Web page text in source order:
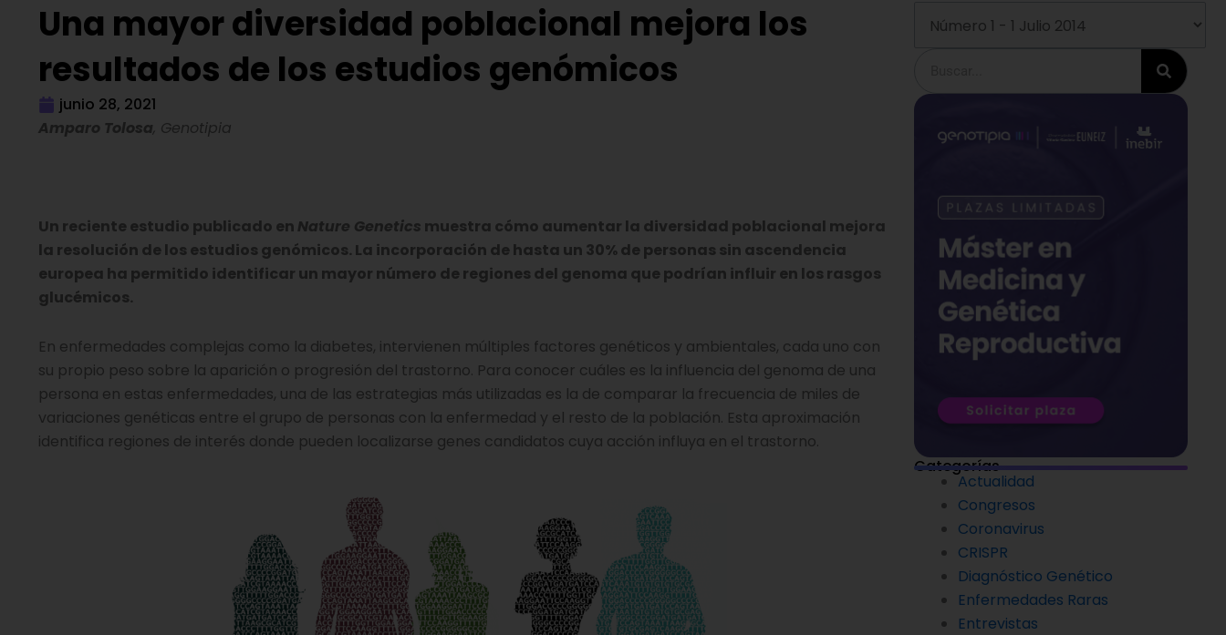
Una mayor diversidad poblacional mejora los
resultados de los estudios genómicos
junio 28, 2021
Amparo Tolosa, Genotipia
Un reciente estudio publicado en Nature Genetics muestra cómo aumentar la diversidad poblacional mejora
la resolución de los estudios genómicos. La incorporación de hasta un 30% de personas sin ascendencia
europea ha permitido identificar un mayor número de regiones del genoma que podrían influir en los rasgos
glucémicos.
En enfermedades complejas como la diabetes, intervienen múltiples factores genéticos y ambientales, cada uno con
su propio peso sobre la aparición o progresión del trastorno. Para conocer cuáles es la influencia del genoma de una
persona en estas enfermedades, una de las estrategias más utilizadas es la de comparar la frecuencia de miles de
variaciones genéticas entre el grupo de personas con la enfermedad y el resto de la población. Esta aproximación
identifica regiones de interés donde pueden localizarse genes candidatos cuya acción influya en el trastorno.
Categorías
Actualidad
Congresos
Coronavirus
CRISPR
Diagnóstico Genético
Enfermedades Raras
Entrevistas